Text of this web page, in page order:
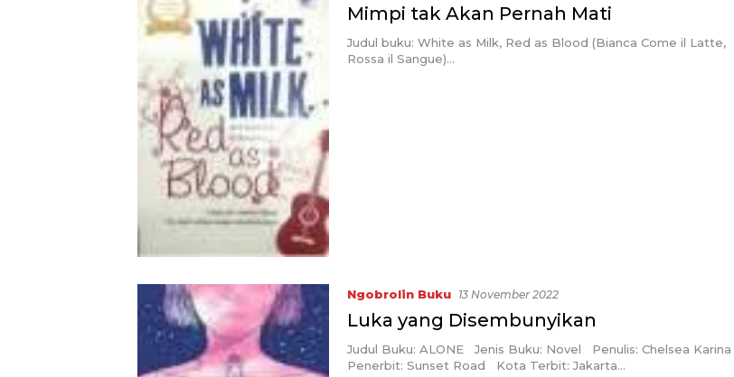
Mimpi tak Akan Pernah Mati
Judul buku: White as Milk, Red as Blood (Bianca Come il Latte,
Rossa il Sangue)…
Ngobrolin Buku 13 November 2022
Luka yang Disembunyikan
Judul Buku: ALONE Jenis Buku: Novel Penulis: Chelsea Karina
Penerbit: Sunset Road Kota Terbit: Jakarta…